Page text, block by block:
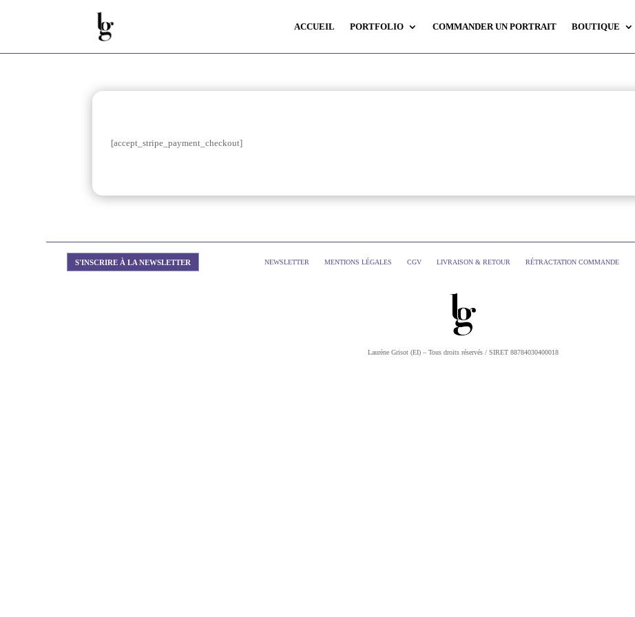
ACCUEIL PORTFOLIO COMMANDER UN PORTRAIT BOUTIQUE
[accept_stripe_payment_checkout]
S'INSCRIRE À LA NEWSLETTER NEWSLETTER MENTIONS LÉGALES CGV LIVRAISON & RETOUR RÉTRACTATION COMMANDE
Laurène Grisot (EI) – Tous droits réservés / SIRET 88784030400018